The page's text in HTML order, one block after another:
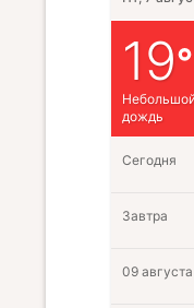
19
дождь
Сегодня
Завтра
09